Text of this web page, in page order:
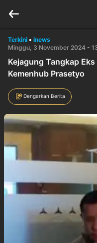
Terkini • inews
Minggu, 3 November 2024 -
Kejagung Tangkap
Kemenhub Prasetyo
Dengarkan Berita